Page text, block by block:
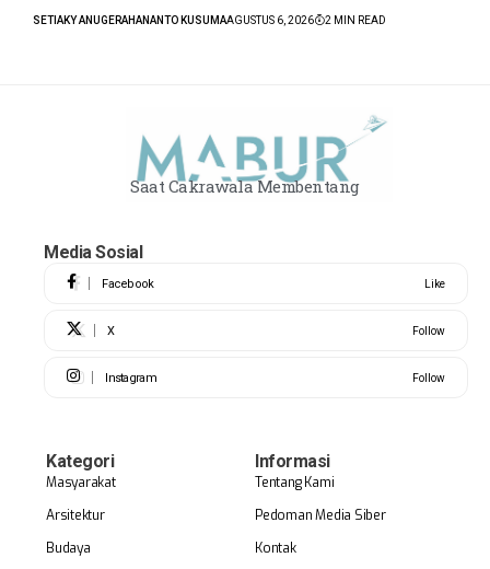
SETIAKY ANUGERAHANANTO KUSUMAAGUSTUS 6, 2026 2 MIN READ
Saat Cakrawala Membentang
Media Sosial
Facebook Like
X Follow
Instagram Follow
Kategori
Masyarakat
Arsitektur
Budaya
Informasi
Tentang Kami
Pedoman Media Siber
Kontak